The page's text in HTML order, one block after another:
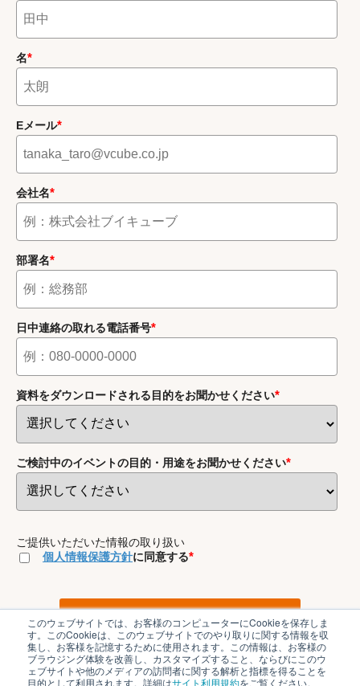
このウェブサイトでは、お客様のコンピューターにCookieを保存しま
す。このCookieは、このウェブサイトでのやり取りに関する情報を収
集し、お客様を記憶するために使用されます。この情報は、お客様の
ブラウジング体験を改善し、カスタマイズすること、ならびにこのウ
ェブサイトや他のメディアの訪問者に関する解析と指標を得ることを
目的として利用されます。詳細はサイト利用規約をご覧ください。
名*
Eメール*
会社名*
部署名*
日中連絡の取れる電話番号*
資料をダウンロードされる目的をお聞かせください*
ご検討中のイベントの目的・用途をお聞かせください*
ご提供いただいた情報の取り扱い
個人情報保護方針に同意する*